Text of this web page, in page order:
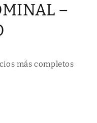
–
más completos